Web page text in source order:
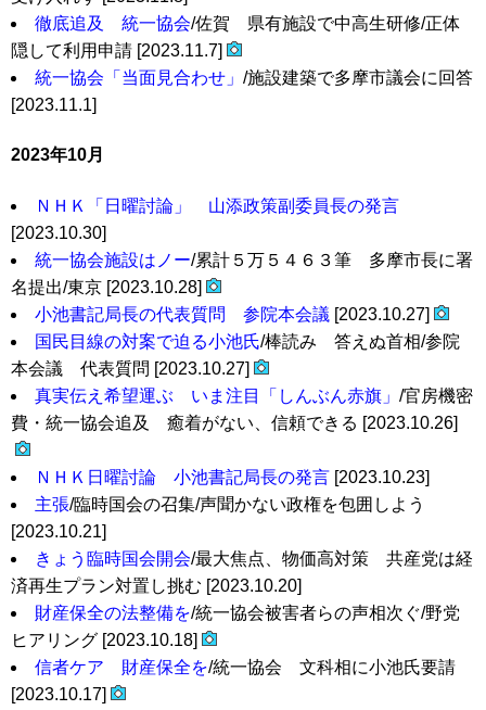
徹底追及 統一協会/佐賀 県有施設で中高生研修/正体
隠して利用申請 [2023.11.7]
統一協会「当面見合わせ」 /施設建築で多摩市議会に回答
[2023.11.1]
2023年10月
ＮＨＫ「日曜討論」 山添政策副委員長の発言
[2023.10.30]
統一協会施設はノー/累計５万５４６３筆 多摩市長に署
名提出/東京 [2023.10.28]
小池書記局長の代表質問 参院本会議 [2023.10.27]
国民目線の対案で迫る小池氏/棒読み 答えぬ首相/参院
本会議 代表質問 [2023.10.27]
真実伝え希望運ぶ いま注目「しんぶん赤旗」 /官房機密
費・統一協会追及 癒着がない、信頼できる [2023.10.26]
ＮＨＫ日曜討論 小池書記局長の発言 [2023.10.23]
主張/臨時国会の召集/声聞かない政権を包囲しよう
[2023.10.21]
きょう臨時国会開会/最大焦点、物価高対策 共産党は経
済再生プラン対置し挑む [2023.10.20]
財産保全の法整備を/統一協会被害者らの声相次ぐ/野党
ヒアリング [2023.10.18]
信者ケア 財産保全を/統一協会 文科相に小池氏要請
[2023.10.17]